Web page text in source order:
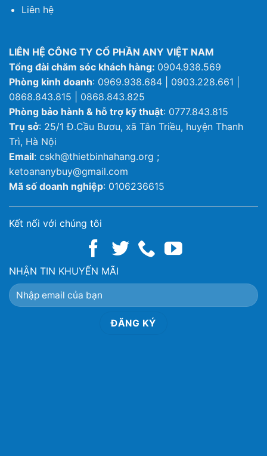
Liên hệ
LIÊN HỆ CÔNG TY CỔ PHẦN ANY VIỆT NAM
Tổng đài chăm sóc khách hàng: 0904.938.569
Phòng kinh doanh: 0969.938.684 | 0903.228.661 |
0868.843.815 | 0868.843.825
Phòng bảo hành & hỗ trợ kỹ thuật: 0777.843.815
Trụ sở: 25/1 Đ.Cầu Bươu, xã Tân Triều, huyện Thanh
Trì, Hà Nội
Email: cskh@thietbinhahang.org ;
ketoananybuy@gmail.com
Mã số doanh nghiệp: 0106236615
Kết nối với chúng tôi
NHẬN TIN KHUYẾN MÃI